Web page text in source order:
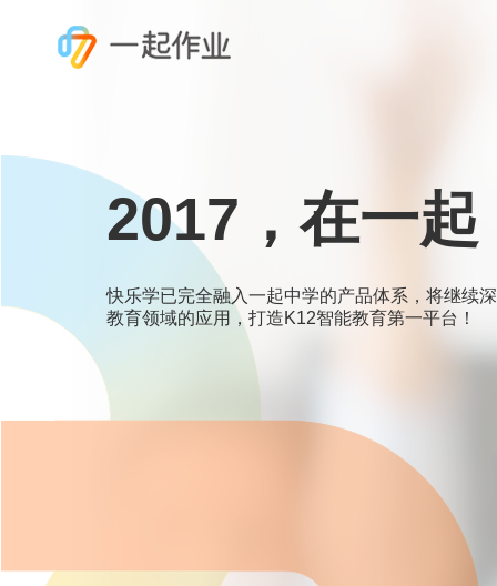
2017，在一起
快乐学已完全融入一起中学的产品体系，将继续
教育领域的应用，打造K12智能教育第一平台！